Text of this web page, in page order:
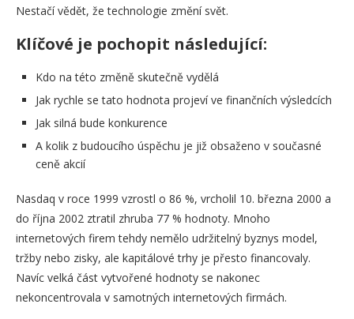
Nestačí vědět, že technologie změní svět.
Klíčové je pochopit následující:
Kdo na této změně skutečně vydělá
Jak rychle se tato hodnota projeví ve finančních výsledcích
Jak silná bude konkurence
A kolik z budoucího úspěchu je již obsaženo v současné
ceně akcií
Nasdaq v roce 1999 vzrostl o 86 %, vrcholil 10. března 2000 a
do října 2002 ztratil zhruba 77 % hodnoty. Mnoho
internetových firem tehdy nemělo udržitelný byznys model,
tržby nebo zisky, ale kapitálové trhy je přesto financovaly.
Navíc velká část vytvořené hodnoty se nakonec
nekoncentrovala v samotných internetových firmách.